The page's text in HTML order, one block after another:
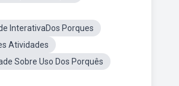
InterativaDos Porques
Atividades
Sobre Uso Dos Porquês